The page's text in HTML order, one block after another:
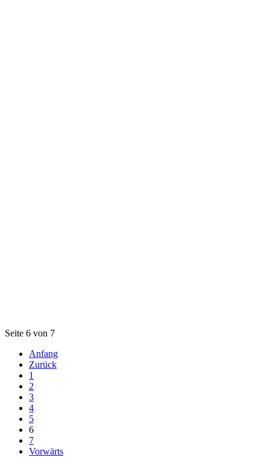
Seite 6 von 7
Anfang
Zurück
1
2
3
4
5
6
7
Vorwärts